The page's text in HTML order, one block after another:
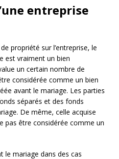
entreprise
propriété sur l’entreprise, le
est vraiment un bien
un certain nombre de
considérée comme un bien
avant le mariage. Les parties
séparés et des fonds
De même, celle acquise
pas être considérée comme un
le mariage dans des cas